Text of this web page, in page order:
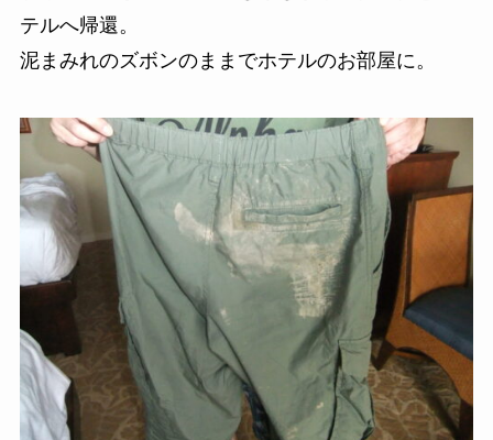
テルへ帰還。
泥まみれのズボンのままでホテルのお部屋に。